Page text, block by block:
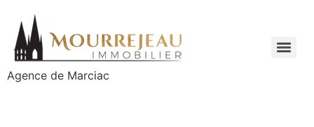
Agence de Marciac